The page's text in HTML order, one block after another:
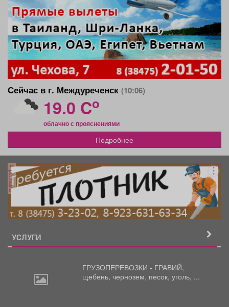
Сейчас в г. Междуреченск (10:06)
19.0 Co
облачно с прояснениями
Подробнее
реклама
УСЛУГИ
ГРУЗОПЕРЕВОЗКИ - ГРАВИЙ,
щебень, чернозем, песок, уголь, ...